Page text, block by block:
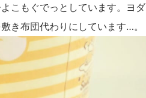
こもぐでっとしています。ヨダ
き布団代わりにしています…。